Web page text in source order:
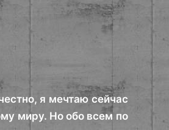
я мечтаю сейчас
миру. Но обо всем по